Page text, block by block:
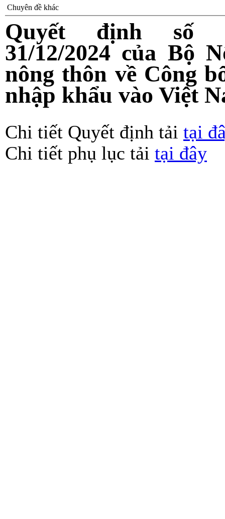
Chuyên đề khác
Quyết định số
31/12/2024 của Bộ
nông thôn về Công
nhập khẩu vào Việt
Chi tiết Quyết định tải tại
Chi tiết phụ lục tải tại đây